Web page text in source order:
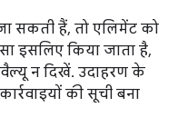
सकती हैं, तो एलिमेंट को
इसलिए किया जाता है,
न दिखें. उदाहरण के
की सूची बना